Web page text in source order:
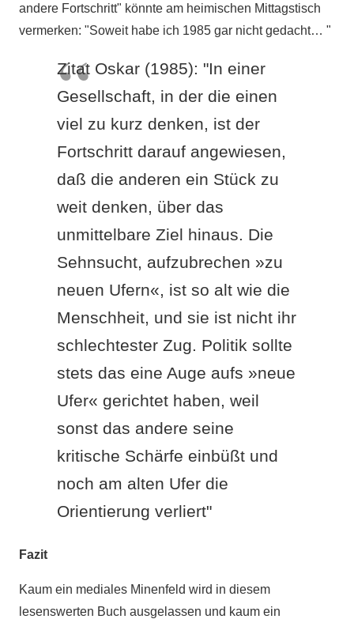
andere Fortschritt" könnte am heimischen Mittagstisch
vermerken: "Soweit habe ich 1985 gar nicht gedacht… "
Zitat Oskar (1985): "In einer
Gesellschaft, in der die einen
viel zu kurz denken, ist der
Fortschritt darauf angewiesen,
daß die anderen ein Stück zu
weit denken, über das
unmittelbare Ziel hinaus. Die
Sehnsucht, aufzubrechen »zu
neuen Ufern«, ist so alt wie die
Menschheit, und sie ist nicht ihr
schlechtester Zug. Politik sollte
stets das eine Auge aufs »neue
Ufer« gerichtet haben, weil
sonst das andere seine
kritische Schärfe einbüßt und
noch am alten Ufer die
Orientierung verliert"
Fazit
Kaum ein mediales Minenfeld wird in diesem
lesenswerten Buch ausgelassen und kaum ein